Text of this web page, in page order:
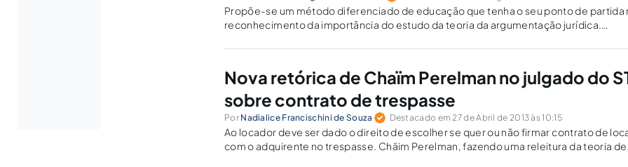
Propõe-se um método diferenciado de educação que tenha o seu ponto de partida
reconhecimento da importância do estudo da teoria da argumentação jurídica.
formalista ou positivismo jurídico, concepção crítico-realista e concepção
Nova retórica de Chaïm Perelman no julgado do
sobre contrato de trespasse
Por Nadialice Francischini de Souza Destacado em 27 de Abril de 2013 às 10:15
Ao locador deve ser dado o direito de escolher se quer ou não firmar contrato de
com o adquirente no trespasse. Chäim Perelman, fazendo uma releitura da teoria de